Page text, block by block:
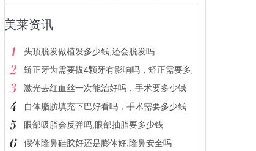
美莱资讯
头顶脱发做植发多少钱,还会脱发吗
矫正牙齿需要拔4颗牙有影响吗，矫正需要多少钱
激光去红血丝一次能治好吗，手术要多少钱
自体脂肪填充下巴好看吗，手术需要多少钱
眼部吸脂会反弹吗,眼部抽脂要多少钱
假体隆鼻硅胶好还是膨体好,隆鼻安全吗